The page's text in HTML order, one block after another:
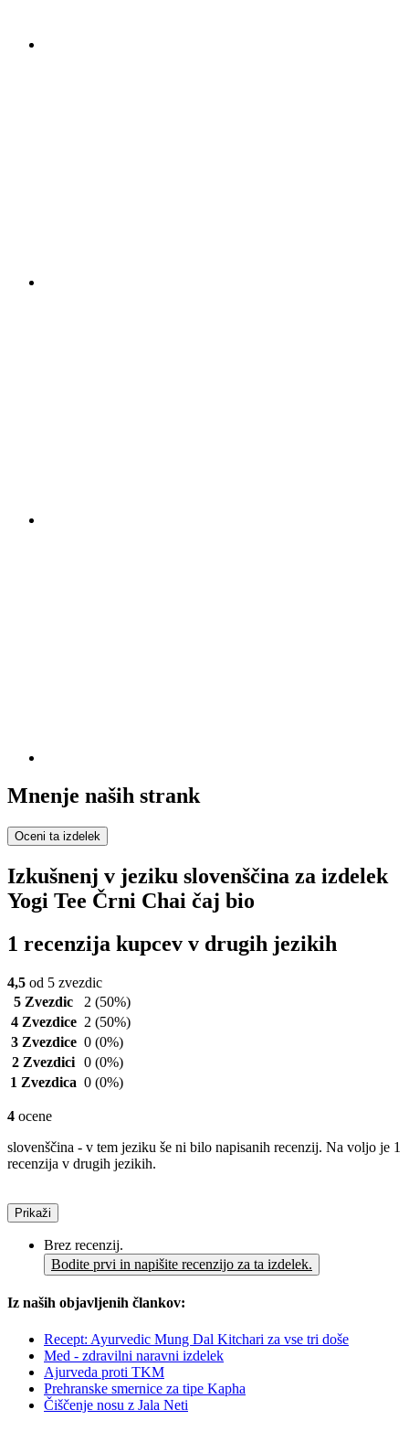
Mnenje naših strank
Oceni ta izdelek
Izkušnenj v jeziku slovenščina za izdelek
Yogi Tee Črni Chai čaj bio
1 recenzija kupcev v drugih jezikih
4,5 od 5 zvezdic
5 Zvezdic
2 (50%)
4 Zvezdice 2 (50%)
3 Zvezdice 0 (0%)
2 Zvezdici 0 (0%)
1 Zvezdica 0 (0%)
4 ocene
slovenščina - v tem jeziku še ni bilo napisanih recenzij. Na voljo je 1
recenzija v drugih jezikih.
Prikaži
Brez recenzij.
Bodite prvi in napišite recenzijo za ta izdelek.
Iz naših objavljenih člankov:
Recept: Ayurvedic Mung Dal Kitchari za vse tri doše
Med - zdravilni naravni izdelek
Ajurveda proti TKM
Prehranske smernice za tipe Kapha
Čiščenje nosu z Jala Neti